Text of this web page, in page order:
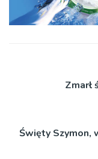
Zmarł
Święty Szymon,